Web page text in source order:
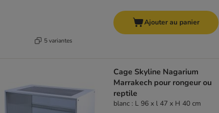
5 variantes
Ajouter au panier
Cage Skyline Nagarium
Marrakech pour rongeur ou
reptile
blanc : L 96 x l 47 x H 40 cm